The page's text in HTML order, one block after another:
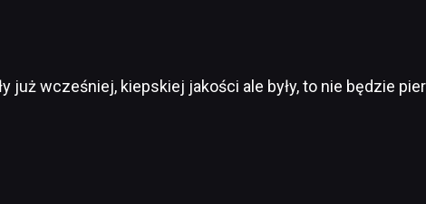
już wcześniej, kiepskiej jakości ale były, to nie będzie